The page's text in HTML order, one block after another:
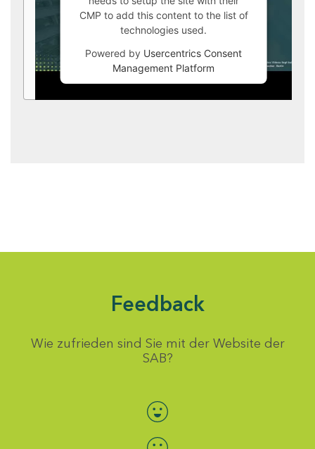
CMP to add this content to the list of
technologies used.
Powered by Usercentrics Consent
Management Platform
Feedback
Wie zufrieden sind Sie mit der Website der
SAB?
Bewertung auswählen